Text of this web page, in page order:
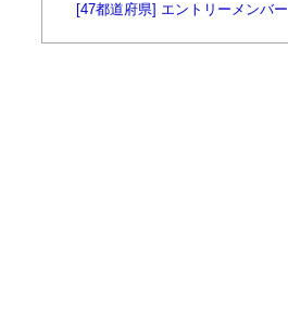
[47都道府県] エントリーメンバー